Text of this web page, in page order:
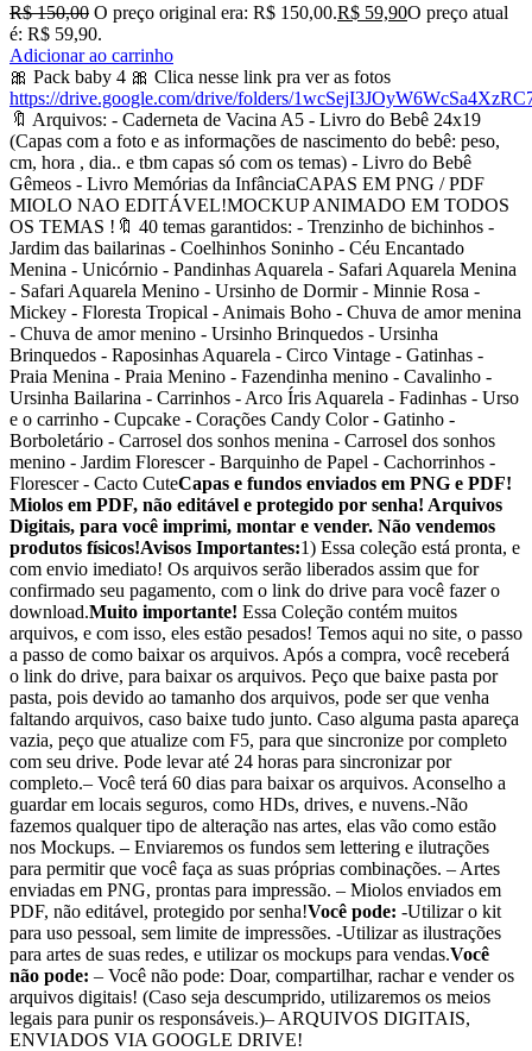
R$150,00 O preço original era: R$ 150,00.R$ 59,90O preço atual
é: R$ 59,90.
Adicionar ao carrinho
🎀 Pack baby 4 🎀 Clica nesse link pra ver as fotos
https://drive.google.com/drive/folders/
🔖 Arquivos: - Caderneta de Vacina A5 - Livro do Bebê 24x19
(Capas com a foto e as informações de nascimento do bebê: peso,
cm, hora , dia.. e tbm capas só com os temas) - Livro do Bebê
Gêmeos - Livro Memórias da InfânciaCAPAS EM PNG / PDF
MIOLO NAO EDITÁVEL!MOCKUP ANIMADO EM TODOS
OS TEMAS !🔖 40 temas garantidos: - Trenzinho de bichinhos -
Jardim das bailarinas - Coelhinhos Soninho - Céu Encantado
Menina - Unicórnio - Pandinhas Aquarela - Safari Aquarela Menina
- Safari Aquarela Menino - Ursinho de Dormir - Minnie Rosa -
Mickey - Floresta Tropical - Animais Boho - Chuva de amor menina
- Chuva de amor menino - Ursinho Brinquedos - Ursinha
Brinquedos - Raposinhas Aquarela - Circo Vintage - Gatinhas -
Praia Menina - Praia Menino - Fazendinha menino - Cavalinho -
Ursinha Bailarina - Carrinhos - Arco Íris Aquarela - Fadinhas - Urso
e o carrinho - Cupcake - Corações Candy Color - Gatinho -
Borboletário - Carrosel dos sonhos menina - Carrosel dos sonhos
menino - Jardim Florescer - Barquinho de Papel - Cachorrinhos -
Florescer - Cacto CuteCapas e fundos enviados em PNG e PDF!
Miolos em PDF, não editável e protegido por senha! Arquivos
Digitais, para você imprimi, montar e vender. Não vendemos
produtos físicos!Avisos Importantes:1) Essa coleção está pronta, e
com envio imediato! Os arquivos serão liberados assim que for
confirmado seu pagamento, com o link do drive para você fazer o
download.Muito importante! Essa Coleção contém muitos
arquivos, e com isso, eles estão pesados! Temos aqui no site, o passo
a passo de como baixar os arquivos. Após a compra, você receberá
o link do drive, para baixar os arquivos. Peço que baixe pasta por
pasta, pois devido ao tamanho dos arquivos, pode ser que venha
faltando arquivos, caso baixe tudo junto. Caso alguma pasta apareça
vazia, peço que atualize com F5, para que sincronize por completo
com seu drive. Pode levar até 24 horas para sincronizar por
completo.– Você terá 60 dias para baixar os arquivos. Aconselho a
guardar em locais seguros, como HDs, drives, e nuvens.-Não
fazemos qualquer tipo de alteração nas artes, elas vão como estão
nos Mockups. – Enviaremos os fundos sem lettering e ilutrações
para permitir que você faça as suas próprias combinações. – Artes
enviadas em PNG, prontas para impressão. – Miolos enviados em
PDF, não editável, protegido por senha!Você pode: -Utilizar o kit
para uso pessoal, sem limite de impressões. -Utilizar as ilustrações
para artes de suas redes, e utilizar os mockups para vendas.Você
não pode: – Você não pode: Doar, compartilhar, rachar e vender os
arquivos digitais! (Caso seja descumprido, utilizaremos os meios
legais para punir os responsáveis.)– ARQUIVOS DIGITAIS,
ENVIADOS VIA GOOGLE DRIVE!